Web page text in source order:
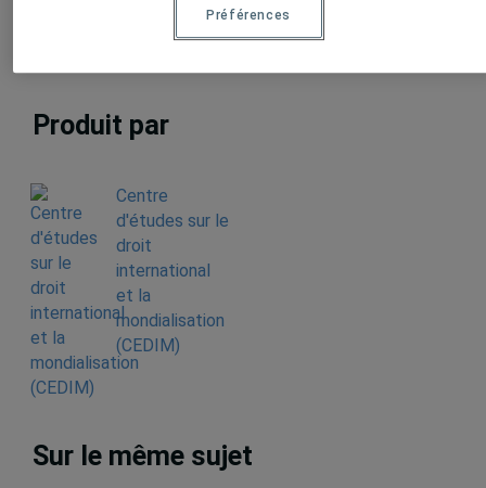
Produit par
Centre
d'études sur le
droit
international
et la
mondialisation
(CEDIM)
Sur le même sujet
Préférences